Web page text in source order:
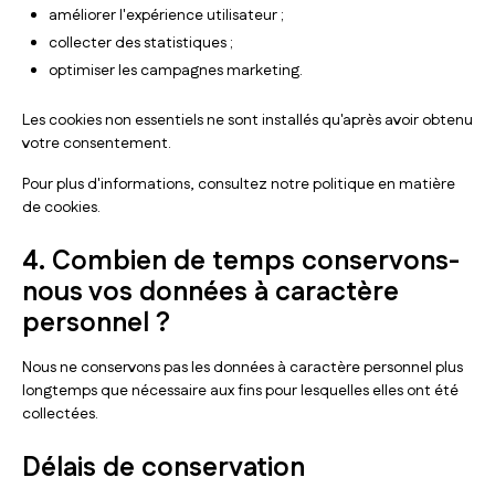
améliorer l'expérience utilisateur ;
collecter des statistiques ;
optimiser les campagnes marketing.
Les cookies non essentiels ne sont installés qu'après avoir obtenu
votre consentement.
Pour plus d'informations, consultez notre politique en matière
de cookies.
4. Combien de temps conservons-
nous vos données à caractère
personnel ?
Nous ne conservons pas les données à caractère personnel plus
longtemps que nécessaire aux fins pour lesquelles elles ont été
collectées.
Délais de conservation